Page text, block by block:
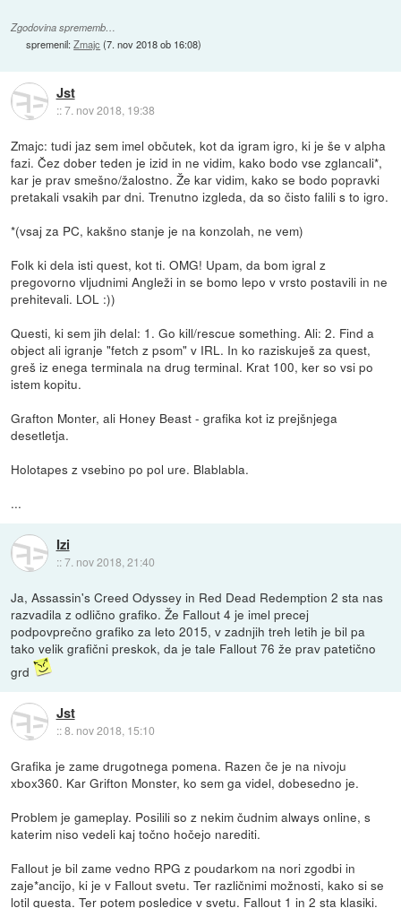
Zgodovina sprememb…
spremenil:Zmajc (7. nov 2018 ob 16:08)
Jst
::7. nov 2018, 19:38
Zmajc: tudi jaz sem imel občutek, kot da igram igro, ki je še v alpha
fazi. Čez dober teden je izid in ne vidim, kako bodo vse zglancali*,
kar je prav smešno/žalostno. Že kar vidim, kako se bodo popravki
pretakali vsakih par dni. Trenutno izgleda, da so čisto falili s to igro.
*(vsaj za PC, kakšno stanje je na konzolah, ne vem)
Folk ki dela isti quest, kot ti. OMG! Upam, da bom igral z
pregovorno vljudnimi Angleži in se bomo lepo v vrsto postavili in ne
prehitevali. LOL :))
Questi, ki sem jih delal: 1. Go kill/rescue something. Ali: 2. Find a
object ali igranje "fetch z psom" v IRL. In ko raziskuješ za quest,
greš iz enega terminala na drug terminal. Krat 100, ker so vsi po
istem kopitu.
Grafton Monter, ali Honey Beast - grafika kot iz prejšnjega
desetletja.
Holotapes z vsebino po pol ure. Blablabla.
...
Izi
::7. nov 2018, 21:40
Ja, Assassin's Creed Odyssey in Red Dead Redemption 2 sta nas
razvadila z odlično grafiko. Že Fallout 4 je imel precej
podpovprečno grafiko za leto 2015, v zadnjih treh letih je bil pa
tako velik grafični preskok, da je tale Fallout 76 že prav patetično
grd
Jst
::8. nov 2018, 15:10
Grafika je zame drugotnega pomena. Razen če je na nivoju
xbox360. Kar Grifton Monster, ko sem ga videl, dobesedno je.
Problem je gameplay. Posilili so z nekim čudnim always online, s
katerim niso vedeli kaj točno hočejo narediti.
Fallout je bil zame vedno RPG z poudarkom na nori zgodbi in
zaje*ancijo, ki je v Fallout svetu. Ter različnimi možnosti, kako si se
lotil questa. Ter potem posledice v svetu. Fallout 1 in 2 sta klasiki.